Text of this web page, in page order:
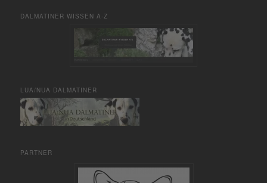
DALMATINER WISSEN A-Z
LUA/NUA DALMATINER
PARTNER